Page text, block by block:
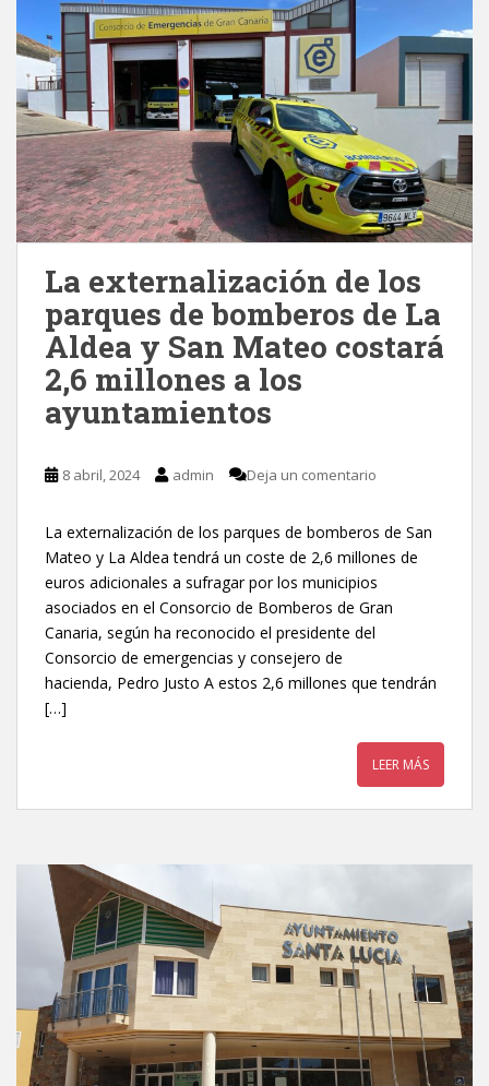
La externalización de los
parques de bomberos de La
Aldea y San Mateo costará
2,6 millones a los
ayuntamientos
8 abril, 2024 admin Deja un comentario
La externalización de los parques de bomberos de San
Mateo y La Aldea tendrá un coste de 2,6 millones de
euros adicionales a sufragar por los municipios
asociados en el Consorcio de Bomberos de Gran
Canaria, según ha reconocido el presidente del
Consorcio de emergencias y consejero de
hacienda, Pedro Justo A estos 2,6 millones que tendrán
[…]
LEER MÁS